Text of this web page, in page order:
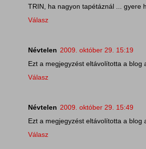
TRIN, ha nagyon tapétáznál ... gyere
Válasz
Névtelen 2009. október 29. 15:19
Ezt a megjegyzést eltávolította a blog
Válasz
Névtelen 2009. október 29. 15:49
Ezt a megjegyzést eltávolította a blog
Válasz